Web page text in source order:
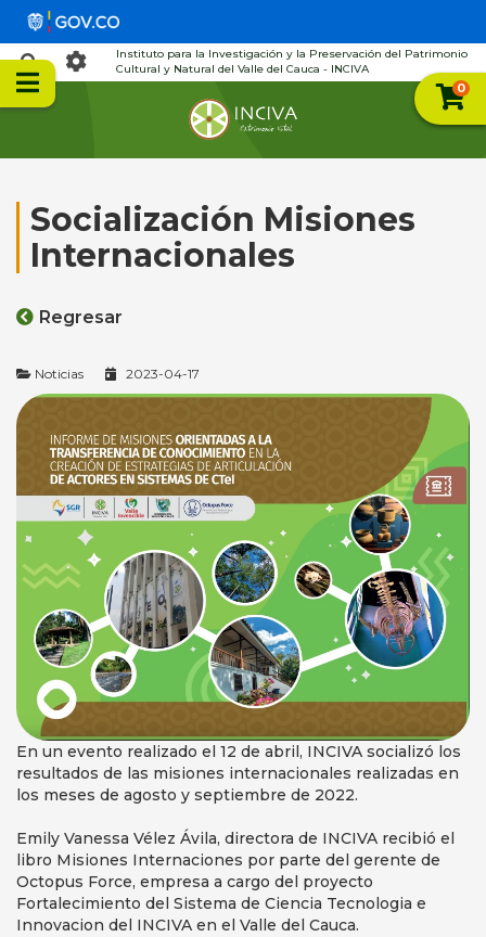
Instituto para la Investigación y la Preservación del Patrimonio
Cultural y Natural del Valle del Cauca - INCIVA
0
Socialización Misiones
Internacionales
Regresar
Noticias 2023-04-17
En un evento realizado el 12 de abril, INCIVA socializó los
resultados de las misiones internacionales realizadas en
los meses de agosto y septiembre de 2022.
Emily Vanessa Vélez Ávila, directora de INCIVA recibió el
libro Misiones Internaciones por parte del gerente de
Octopus Force, empresa a cargo del proyecto
Fortalecimiento del Sistema de Ciencia Tecnologia e
Innovacion del INCIVA en el Valle del Cauca.